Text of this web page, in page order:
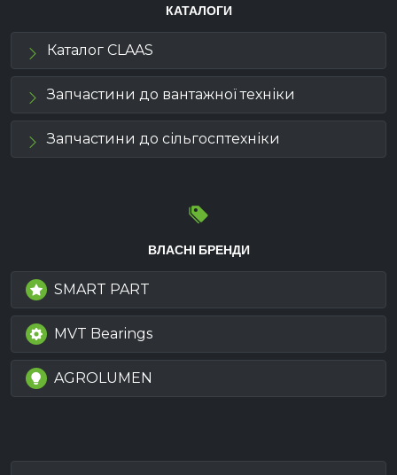
КАТАЛОГИ
Каталог CLAAS
Запчастини до вантажної техніки
Запчастини до сільгосптехніки
ВЛАСНІ БРЕНДИ
SMART PART
MVT Bearings
AGROLUMEN